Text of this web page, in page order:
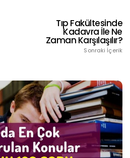
Tıp Fakültesinde
Kadavra İle Ne
Zaman Karşılaşılır?
Sonraki İçerik